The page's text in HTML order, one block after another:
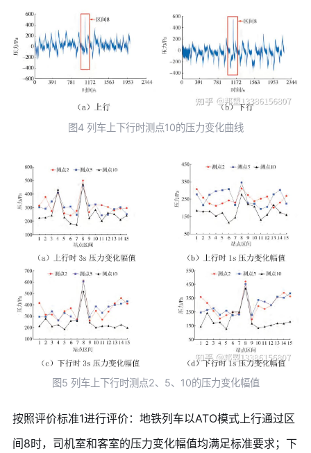
图4 列车上下行时测点10的压力变化曲线
图5 列车上下行时测点2、5、10的压力变化幅值
按照评价标准1进行评价：地铁列车以ATO模式上行通过区
间8时，司机室和客室的压力变化幅值均满足标准要求；下